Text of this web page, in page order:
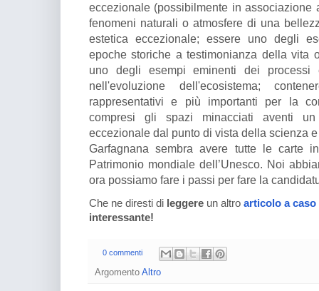
eccezionale (possibilmente in associazione
fenomeni naturali o atmosfere di una
estetica eccezionale; essere uno degli
epoche storiche a testimonianza della vita
uno degli esempi eminenti dei
nell'evoluzione dell'ecosistema;
rappresentativi e più importanti per la
compresi gli spazi minacciati aventi un
eccezionale dal punto di vista della scienza
Garfagnana sembra avere tutte le carte
Patrimonio mondiale dell’Unesco. Noi
ora possiamo fare i passi per fare la
Che ne diresti di leggere un altro articolo a caso
interessante!
0 commenti
Argomento Altro